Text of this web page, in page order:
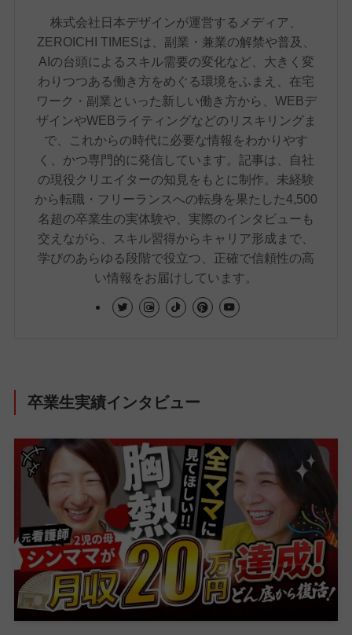
株式会社日本デザインが運営するメディア、
ZEROICHI TIMESは、副業・兼業の解禁や普及、
AIの台頭によるスキル需要の変化など、大きく変
わりつつある働き方をめぐる環境をふまえ、在宅
ワーク・副業といった新しい働き方から、WEBデ
ザインやWEBライティングなどのリスキリングま
で、これからの時代に必要な情報をわかりやす
く、かつ専門的に発信しています。記事は、自社
の現役クリエイターの知見をもとに制作。未経験
から転職・フリーランスへの転身を果たした4,500
名超の卒業生の実体験や、実際のインタビューも
交えながら、スキル習得からキャリア形成まで、
学びのあらゆる段階で役立つ、正確で信頼性の高
い情報をお届けしています。
卒業生実績インタビュー